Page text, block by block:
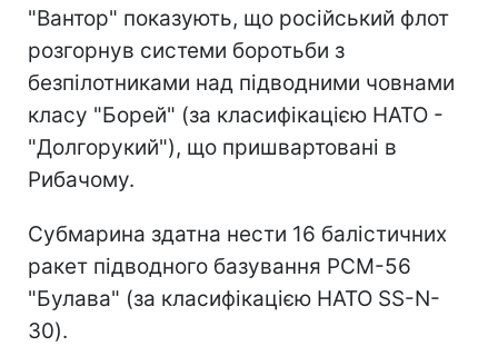
"Вантор" показують, що російський флот
розгорнув системи боротьби з
безпілотниками над підводними човнами
класу "Борей" (за класифікацією НАТО -
"Долгорукий"), що пришвартовані в
Рибачому.
Субмарина здатна нести 16 балістичних
ракет підводного базування РСМ-56
"Булава" (за класифікацією НАТО SS-N-
30).